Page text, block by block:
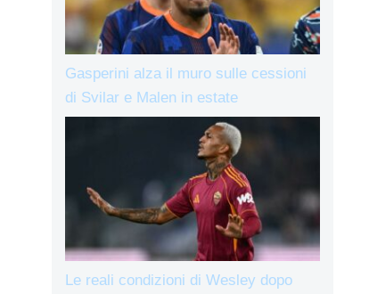
Gasperini alza il muro sulle cessioni
di Svilar e Malen in estate
Le reali condizioni di Wesley dopo